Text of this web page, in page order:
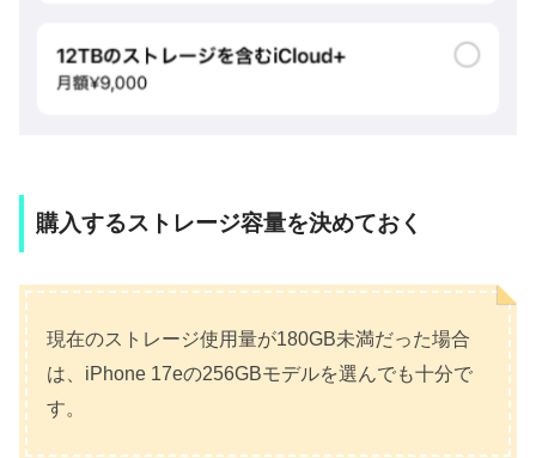
購入するストレージ容量を決めておく
現在のストレージ使用量が180GB未満だった場合
は、iPhone 17eの256GBモデルを選んでも十分で
す。